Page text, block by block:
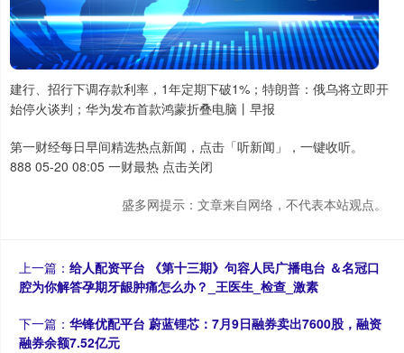
建行、招行下调存款利率，1年定期下破1%；特朗普：俄乌将立即开
始停火谈判；华为发布首款鸿蒙折叠电脑丨早报
第一财经每日早间精选热点新闻，点击「听新闻」，一键收听。
888 05-20 08:05 一财最热 点击关闭
盛多网提示：文章来自网络，不代表本站观点。
上一篇： 给人配资平台 《第十三期》句容人民广播电台 ＆名冠口
腔为你解答孕期牙龈肿痛怎么办？_王医生_检查_激素
下一篇： 华锋优配平台 蔚蓝锂芯：7月9日融券卖出7600股，融资
融券余额7.52亿元